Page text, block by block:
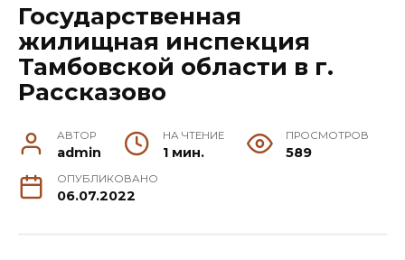
Государственная
жилищная инспекция
Тамбовской области в г.
Рассказово
АВТОР
admin
НА ЧТЕНИЕ
1 мин.
ПРОСМОТРОВ
589
ОПУБЛИКОВАНО
06.07.2022